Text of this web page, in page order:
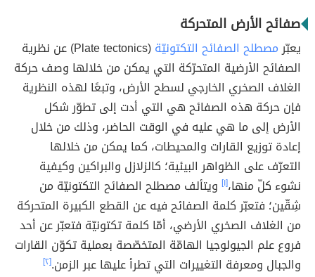
صفائح الأرض المتحركة
يعبّرمصطلح الصفائح التكتونيّة
(Plate tectonics) عن نظرية
الصفائح الأرضية المتحرّكة التي يمكن من خلالها وصف حركة
الغلاف الصخري الخارجي لسطح الأرض، وتبعًا لهذه النظرية
فإن حركة هذه الصفائح هي التي أدت إلى تطوّر شكل
الأرض إلى ما هي عليه في الوقت الحاضر، وذلك من خلال
إعادة توزيع القارات والمحيطات، كما يمكن من خلالها
التعرّف على الظواهر البيئية؛ كالزلازل والبراكين وكيفية
نشوء كلّ منها،[١] ويتألف مصطلح الصفائح التكتونيّة من
شِقّين؛ فتعبّر كلمة الصفائح فيه عن القطع الكبيرة المتحركة
من الغلاف الصخري الأرضي، أمّا كلمة تكتونيّة فتعبّر عن أحد
فروع علم الجيولوجيا الهامّة المتخصّصة بعملية تكوّن القارات
والجبال ومعرفة التغييرات التي تطرأ عليها عبر الزمن.[٢]